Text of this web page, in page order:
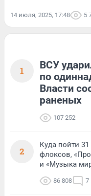
14 июля, 2025, 17:48 5
1
ВСУ
по
Власти
раненых
107 252
2
Куда пойти
флоксов,
и «Музыка
86 808 7